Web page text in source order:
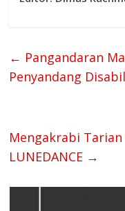
← Pangandaran
Penyandang
Mengakrabi Tarian
LUNEDANCE →